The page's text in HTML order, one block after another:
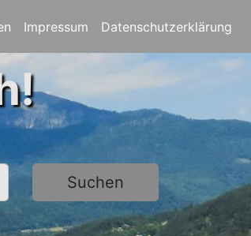
Impressum Datenschutzerklärung
Suchen